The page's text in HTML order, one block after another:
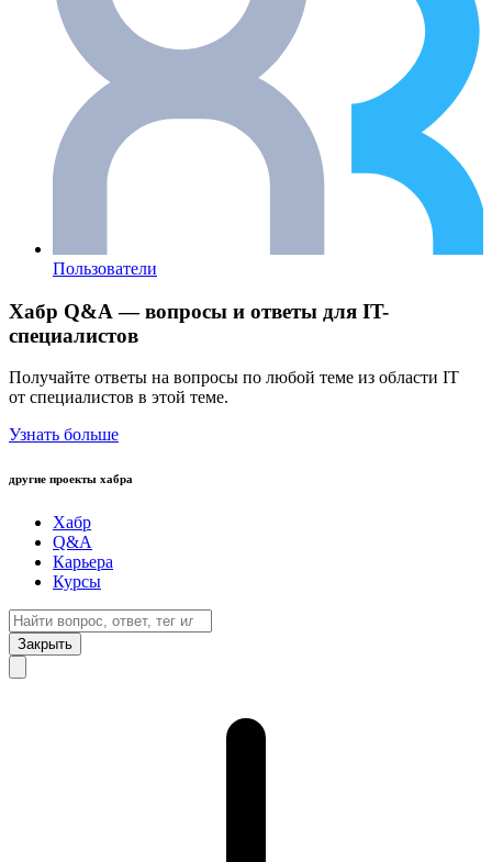
Пользователи
Хабр Q&A — вопросы и ответы для IT-
специалистов
Получайте ответы на вопросы по любой теме из области IT
от специалистов в этой теме.
Узнать больше
другие проекты хабра
Хабр
Q&A
Карьера
Курсы
Закрыть